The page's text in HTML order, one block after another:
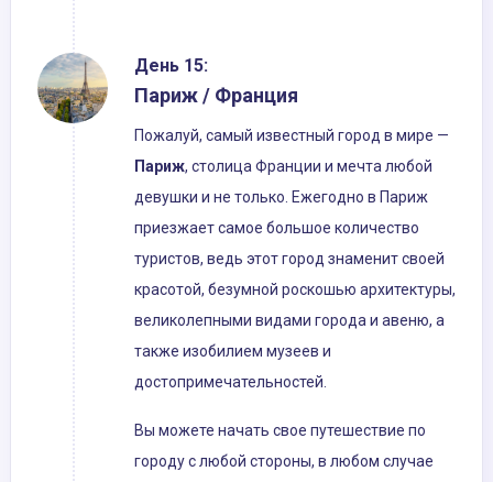
День 15:
Париж / Франция
Пожалуй, самый известный город в мире —
Париж, столица Франции и мечта любой
девушки и не только. Ежегодно в Париж
приезжает самое большое количество
туристов, ведь этот город знаменит своей
красотой, безумной роскошью архитектуры,
великолепными видами города и авеню, а
также изобилием музеев и
достопримечательностей.
Вы можете начать свое путешествие по
городу с любой стороны, в любом случае